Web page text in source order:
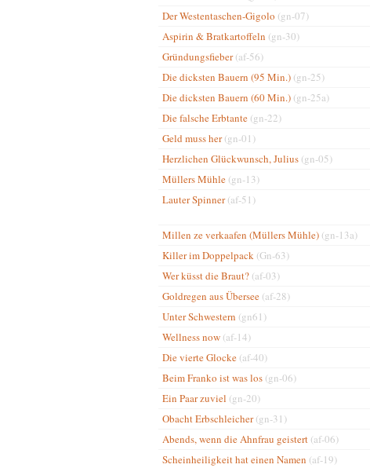
Der Westentaschen-Gigolo (gn-07)
Aspirin & Bratkartoffeln (gn-30)
Gründungsfieber (af-56)
Die dicksten Bauern (95 Min.) (gn-25)
Die dicksten Bauern (60 Min.) (gn-25a)
Die falsche Erbtante (gn-22)
Geld muss her (gn-01)
Herzlichen Glückwunsch, Julius (gn-05)
Müllers Mühle (gn-13)
Lauter Spinner (af-51)
Millen ze verkaafen (Müllers Mühle) (gn-13a)
Killer im Doppelpack (Gn-63)
Wer küsst die Braut? (af-03)
Goldregen aus Übersee (af-28)
Unter Schwestern (gn61)
Wellness now (af-14)
Die vierte Glocke (af-40)
Beim Franko ist was los (gn-06)
Ein Paar zuviel (gn-20)
Obacht Erbschleicher (gn-31)
Abends, wenn die Ahnfrau geistert (af-06)
Scheinheiligkeit hat einen Namen (af-19)